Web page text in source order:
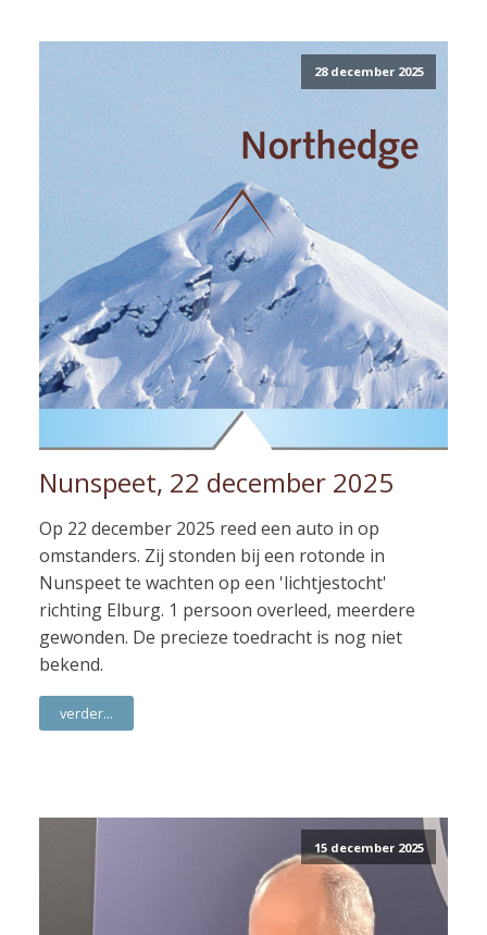
28 december 2025
Nunspeet, 22 december 2025
Op 22 december 2025 reed een auto in op
omstanders. Zij stonden bij een rotonde in
Nunspeet te wachten op een 'lichtjestocht'
richting Elburg. 1 persoon overleed, meerdere
gewonden. De precieze toedracht is nog niet
bekend.
verder...
15 december 2025